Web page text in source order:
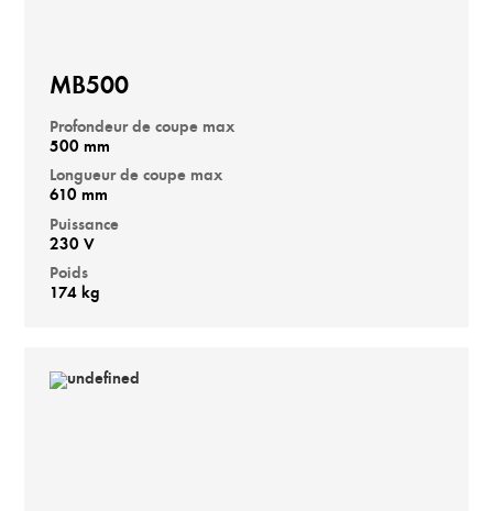
MB500
Profondeur de coupe max
500 mm
Longueur de coupe max
610 mm
Puissance
230 V
Poids
174 kg